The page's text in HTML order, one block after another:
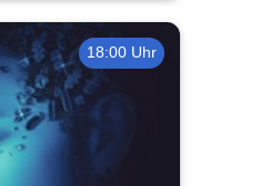
18:00 Uhr